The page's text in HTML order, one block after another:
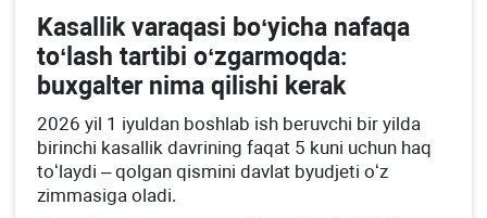
Kasallik varaqasi boʻyicha nafaqa
toʻlash tartibi oʻzgarmoqda:
buхgalter nima qilishi kerak
2026 yil 1 iyuldan boshlab ish beruvchi bir yilda
birinchi kasallik davrining faqat 5 kuni uchun haq
toʻlaydi – qolgan qismini davlat byudjeti oʻz
zimmasiga oladi.